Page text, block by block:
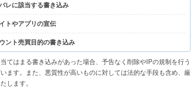
レに該当する書き込み
トやアプリの宣伝
ント売買目的の書き込み
てはまる書き込みがあった場合、予告なく削除やIPの規制を行う
ます。また、悪質性が高いものに対しては法的な手段も含め、厳
します。